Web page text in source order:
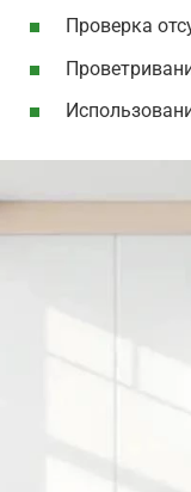
Проверка